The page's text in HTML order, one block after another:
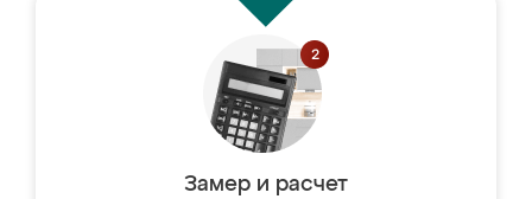
Замер и расчет